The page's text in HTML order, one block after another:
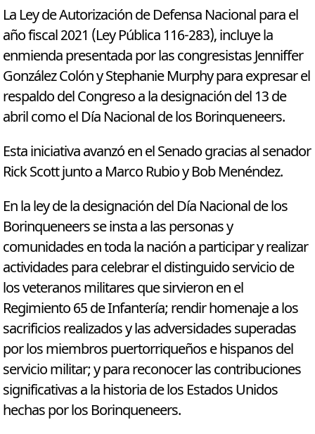
La Ley de Autorización de Defensa Nacional para el
año fiscal 2021 (Ley Pública 116-283), incluye la
enmienda presentada por las congresistas Jenniffer
González Colón y Stephanie Murphy para expresar el
respaldo del Congreso a la designación del 13 de
abril como el Día Nacional de los Borinqueneers.
Esta iniciativa avanzó en el Senado gracias al senador
Rick Scott junto a Marco Rubio y Bob Menéndez.
En la ley de la designación del Día Nacional de los
Borinqueneers se insta a las personas y
comunidades en toda la nación a participar y realizar
actividades para celebrar el distinguido servicio de
los veteranos militares que sirvieron en el
Regimiento 65 de Infantería; rendir homenaje a los
sacrificios realizados y las adversidades superadas
por los miembros puertorriqueños e hispanos del
servicio militar; y para reconocer las contribuciones
significativas a la historia de los Estados Unidos
hechas por los Borinqueneers.